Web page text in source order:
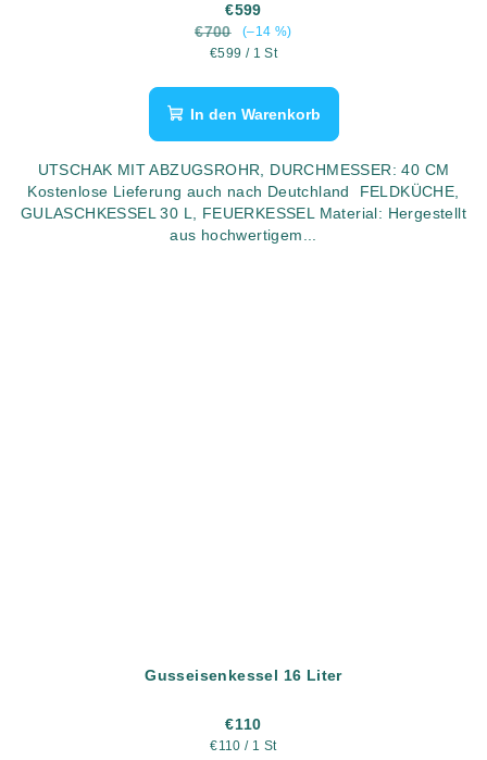
€599
€700
(–14 %)
Verkaufspreis:
€599 / 1 St
In den Warenkorb
UTSCHAK MIT ABZUGSROHR, DURCHMESSER: 40 CM
Kostenlose Lieferung auch nach Deutchland FELDKÜCHE,
GULASCHKESSEL 30 L, FEUERKESSEL Material: Hergestellt
aus hochwertigem...
Gusseisenkessel 16 Liter
€110
Verkaufspreis:
€110 / 1 St